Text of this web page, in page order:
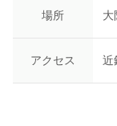
場所 大
アクセス 近